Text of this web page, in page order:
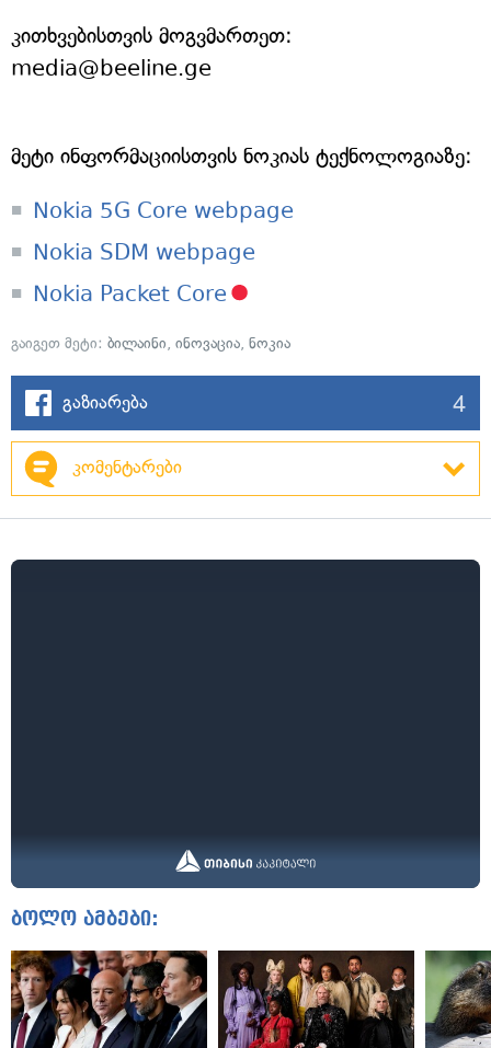
კითხვებისთვის მოგვმართეთ:
media@beeline.ge
მეტი ინფორმაციისთვის ნოკიას ტექნოლოგიაზე:
Nokia 5G Core webpage
Nokia SDM webpage
Nokia Packet Core
გაიგეთ მეტი: ბილაინი, ინოვაცია, ნოკია
გაზიარება 4
კომენტარები
ბოლო ამბები: